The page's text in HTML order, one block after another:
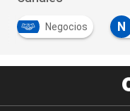
Negocios N